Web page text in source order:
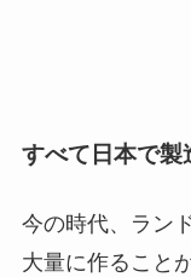
すべて日本で製
今の時代、ラン
大量に作ること